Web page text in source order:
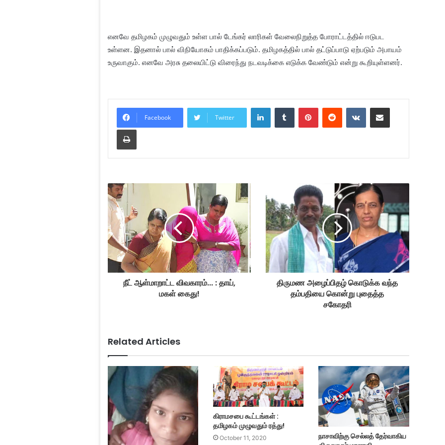
எனவே தமிழகம் முழுவதும் உள்ள பால் டேங்கர் லாரிகள் வேலைநிறுத்த போராட்டத்தில் ஈடுபட
உள்ளன. இதனால் பால் விநியோகம் பாதிக்கப்படும். தமிழகத்தில் பால் தட்டுப்பாடு ஏற்படும் அபாயம்
உருவாகும். எனவே அரசு தலையிட்டு விரைந்து நடவடிக்கை எடுக்க வேண்டும் என்று கூறியுள்ளனர்.
Facebook Twitter
LinkedInTumblr PinterestReddit VKontakteShare via Email
Print
நீட் ஆள்மாறாட்ட விவகாரம்... : தாய்,
மகள் கைது!
திருமண அழைப்பிதழ் கொடுக்க வந்த
தம்பதியை கொன்று புதைத்த
சகோதரி
Related Articles
கிராமசபை கூட்டங்கள் :
தமிழகம் முழுவதும் ரத்து!
October 11, 2020
நாசாவிற்கு செல்லத் தேர்வாகிய